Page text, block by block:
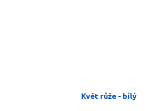
Květ růže - bílý